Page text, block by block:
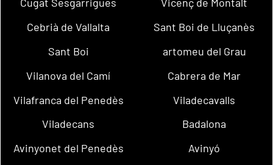
Cebrià de Vallalta
Sant Boi de Lluçanès
Sant Boi
artomeu del Grau
Vilanova del Camí
Cabrera de Mar
Vilafranca del Penedès
Viladecavalls
Viladecans
Badalona
Avinyonet del Penedès
Avinyó